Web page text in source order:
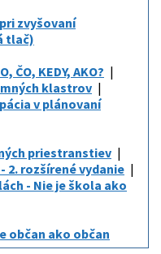
zvyšovaní
tlač)
KEDY, AKO?
klastrov
v plánovaní
priestranstiev
2. rozšírené vydanie
- Nie je škola ako
občan ako občan